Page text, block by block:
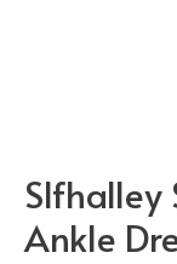
Slfhalley
Ankle